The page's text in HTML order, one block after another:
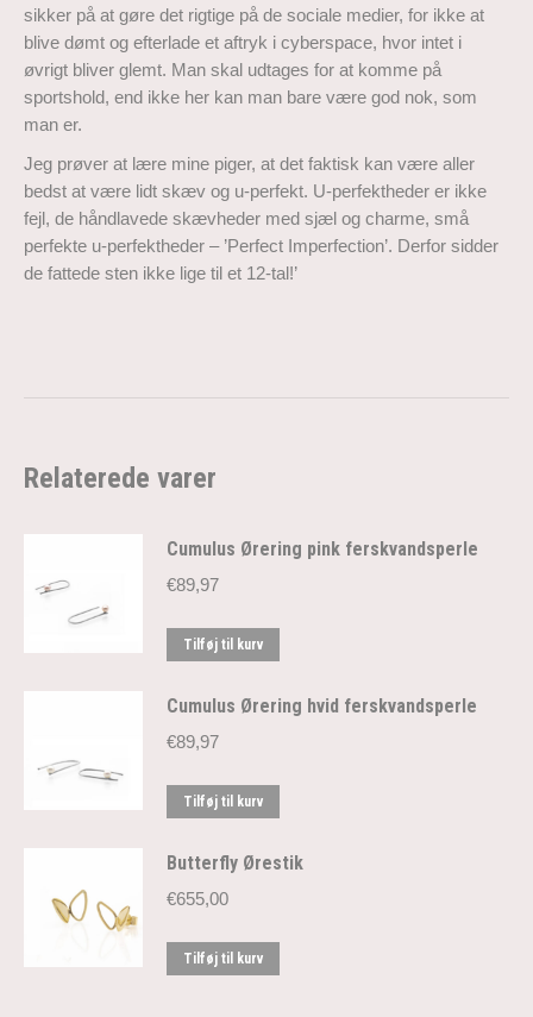
sikker på at gøre det rigtige på de sociale medier, for ikke at
blive dømt og efterlade et aftryk i cyberspace, hvor intet i
øvrigt bliver glemt. Man skal udtages for at komme på
sportshold, end ikke her kan man bare være god nok, som
man er.
Jeg prøver at lære mine piger, at det faktisk kan være aller
bedst at være lidt skæv og u-perfekt. U-perfektheder er ikke
fejl, de håndlavede skævheder med sjæl og charme, små
perfekte u-perfektheder – ’Perfect Imperfection’. Derfor sidder
de fattede sten ikke lige til et 12-tal!’
Relaterede varer
Cumulus Ørering pink ferskvandsperle
€89,97
Tilføj til kurv
Cumulus Ørering hvid ferskvandsperle
€89,97
Tilføj til kurv
Butterfly Ørestik
€655,00
Tilføj til kurv